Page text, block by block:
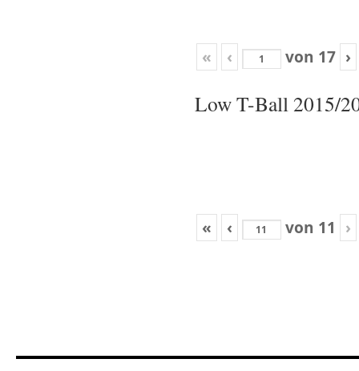
« ‹ von 17 ›
Low T-Ball 2015/
« ‹ von 11 ›